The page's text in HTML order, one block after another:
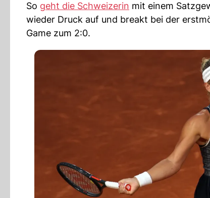
So geht die Schweizerin mit einem
wieder Druck auf und breakt bei der
Game zum 2:0.